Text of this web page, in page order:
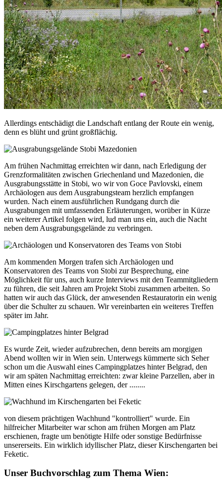
Allerdings entschädigt die Landschaft entlang der Route ein wenig,
denn es blüht und grünt großflächig.
Am frühen Nachmittag erreichten wir dann, nach Erledigung der
Grenzformalitäten zwischen Griechenland und Mazedonien, die
Ausgrabungsstätte in Stobi, wo wir von Goce Pavlovski, einem
Archäologen aus dem Ausgrabungsteam herzlich empfangen
wurden. Nach einem ausführlichen Rundgang durch die
Ausgrabungen mit umfassenden Erläuterungen, worüber in Kürze
ein weiterer Artikel folgen wird, lud man uns ein, auch die Nacht
neben dem Ausgrabungsgelände zu verbringen.
Am kommenden Morgen trafen sich Archäologen und
Konservatoren des Teams von Stobi zur Besprechung, eine
Möglichkeit für uns, auch kurze Interviews mit den Teammitgliedern
zu führen, die seit Jahren am Projekt Stobi zusammen arbeiten. So
hatten wir auch das Glück, der anwesenden Restauratorin ein wenig
über die Schulter zu schauen. Wir vereinbarten ein weiteres Treffen
später im Jahr.
Es wurde Zeit, wieder aufzubrechen, denn bereits am morgigen
Abend wollten wir in Wien sein. Unterwegs kümmerte sich Seher
schon um die Auswahl eines Campingplatzes hinter Belgrad, den
wir am späten Nachmittag erreichten: zwar kleine Parzellen, aber in
Mitten eines Kirschgartens gelegen, der ........
von diesem prächtigen Wachhund "kontrolliert" wurde. Ein
hilfreicher Mitarbeiter war schon am frühen Morgen am Platz
erschienen, fragte um benötigte Hilfe oder sonstige Bedürfnisse
unsererseits. Ein wirklich idyllischer Platz, dieser Kirschengarten bei
Feketic.
Unser Buchvorschlag zum Thema Wien: